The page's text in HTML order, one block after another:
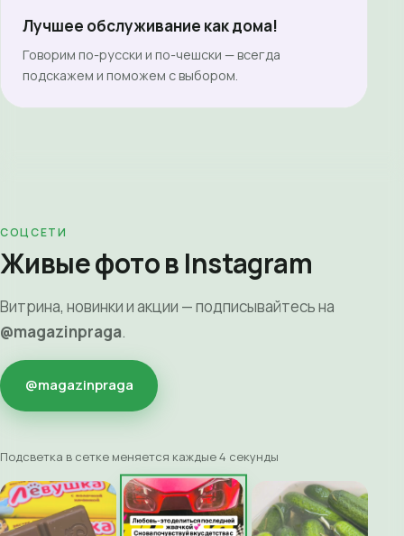
Лучшее обслуживание как дома!
Говорим по-русски и по-чешски — всегда
подскажем и поможем с выбором.
СОЦСЕТИ
Живые фото в Instagram
Витрина, новинки и акции — подписывайтесь на
@magazinpraga.
@magazinpraga
Подсветка в сетке меняется каждые 4 секунды